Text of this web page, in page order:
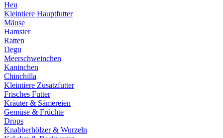
Heu
Kleintiere Hauptfutter
Mäuse
Hamster
Ratten
Degu
Meerschweinchen
Kaninchen
Chinchilla
Kleintiere Zusatzfutter
Frisches Futter
Kräuter & Sämereien
Gemüse & Früchte
Drops
Knabberhölzer & Wurzeln